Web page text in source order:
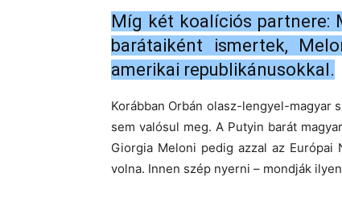
Míg két koalíciós partnere:
barátaiként ismertek,
amerikai republikánusokkal.
Korábban Orbán olasz-lengyel-magyar
sem valósul meg. A Putyin barát
Giorgia Meloni pedig azzal az
volna. Innen szép nyerni – mondják